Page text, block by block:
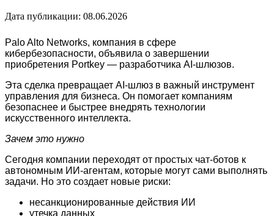
Дата публикации: 08.06.2026
Palo Alto Networks, компания в сфере
кибербезопасности, объявила о завершении
приобретения Portkey — разработчика AI-шлюзов.
Эта сделка превращает AI-шлюз в важный инструмент
управления для бизнеса. Он помогает компаниям
безопаснее и быстрее внедрять технологии
искусственного интеллекта.
Зачем это нужно
Сегодня компании переходят от простых чат-ботов к
автономным ИИ-агентам, которые могут сами выполнять
задачи. Но это создает новые риски:
несанкционированные действия ИИ
утечка данных